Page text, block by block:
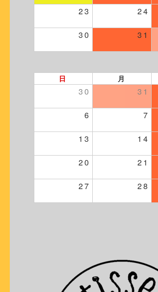
23 24
30 31
日 月
30 31
6 7
13 14
20 21
27 28